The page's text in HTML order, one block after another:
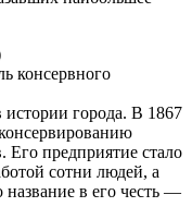
консервного
города. В 1867
Его предприятие стало
сотни людей, а
название в его честь —